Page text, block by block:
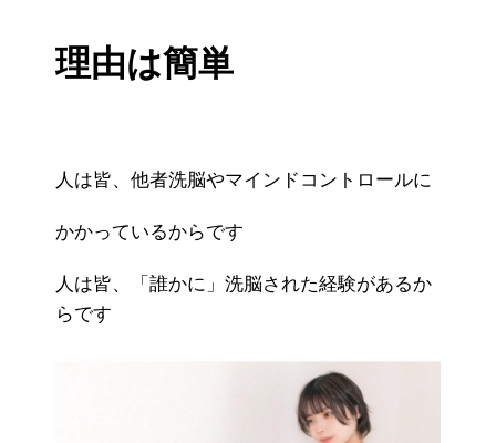
理由は簡単
人は皆、他者洗脳やマインドコントロールに
かかっているからです
人は皆、「誰かに」洗脳された経験があるか
らです